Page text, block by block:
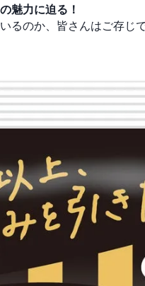
魅力に迫る！
るのか、皆さんはご存じ